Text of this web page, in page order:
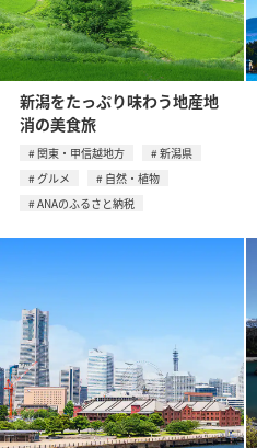
新潟をたっぷり味わう地産地
消の美食旅
関東・甲信越地方
新潟県
グルメ
自然・植物
ANAのふるさと納税